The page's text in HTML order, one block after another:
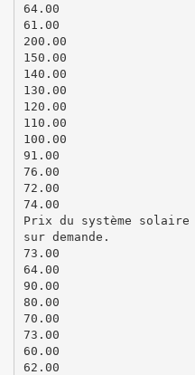
64.00
61.00
200.00
150.00
140.00
130.00
120.00
110.00
100.00
91.00
76.00
72.00
74.00
Prix du système solaire
sur demande.
73.00
64.00
90.00
80.00
70.00
73.00
60.00
62.00